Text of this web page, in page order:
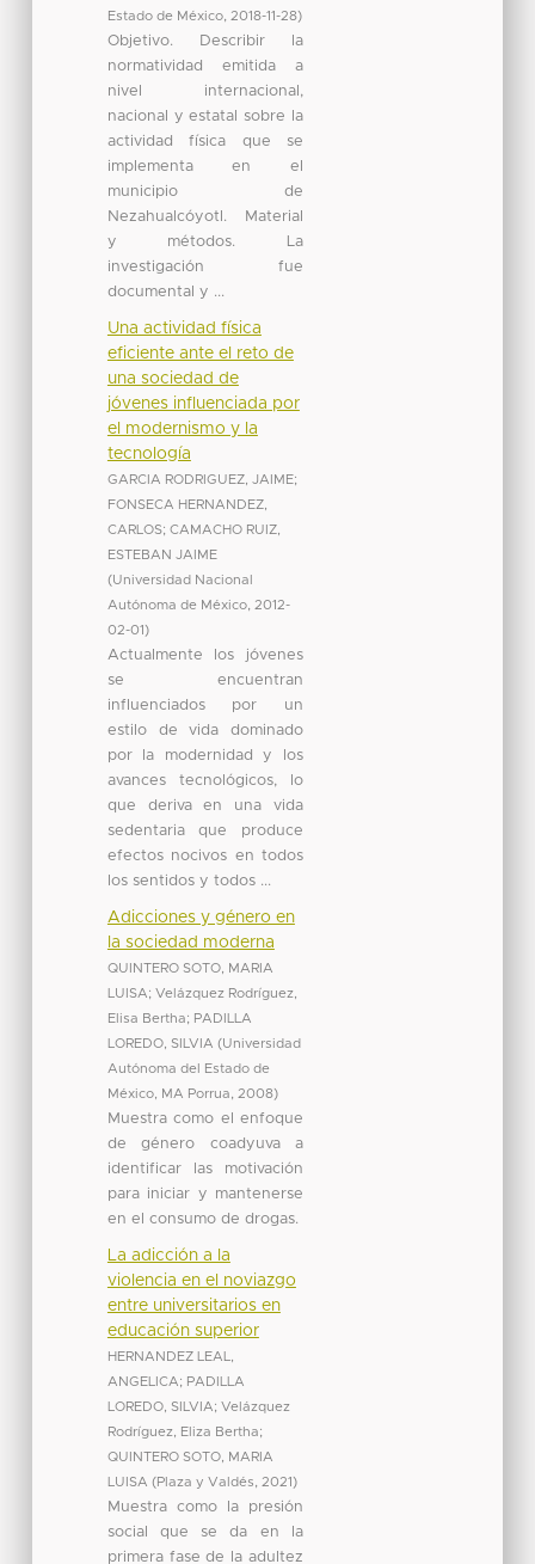
Estado de México, 2018-11-28)
Objetivo. Describir la
normatividad emitida a
nivel internacional,
nacional y estatal sobre la
actividad física que se
implementa en el
municipio de
Nezahualcóyotl. Material
y métodos. La
investigación fue
documental y ...
Una actividad física
eficiente ante el reto de
una sociedad de
jóvenes influenciada por
el modernismo y la
tecnología
GARCIA RODRIGUEZ, JAIME;
FONSECA HERNANDEZ,
CARLOS; CAMACHO RUIZ,
ESTEBAN JAIME
(Universidad Nacional
Autónoma de México, 2012-
02-01)
Actualmente los jóvenes
se encuentran
influenciados por un
estilo de vida dominado
por la modernidad y los
avances tecnológicos, lo
que deriva en una vida
sedentaria que produce
efectos nocivos en todos
los sentidos y todos ...
Adicciones y género en
la sociedad moderna
QUINTERO SOTO, MARIA
LUISA; Velázquez Rodríguez,
Elisa Bertha; PADILLA
LOREDO, SILVIA (Universidad
Autónoma del Estado de
México, MA Porrua
2008)
Muestra como el enfoque
de género coadyuva a
identificar las motivación
para iniciar y mantenerse
en el consumo de drogas.
La adicción a la
violencia en el noviazgo
entre universitarios en
educación superior
HERNANDEZ LEAL,
ANGELICA; PADILLA
LOREDO, SILVIA; Velázquez
Rodríguez, Eliza Bertha;
QUINTERO SOTO, MARIA
LUISA (Plaza y Valdés 2021)
Muestra como la presión
social que se da en la
primera fase de la adultez